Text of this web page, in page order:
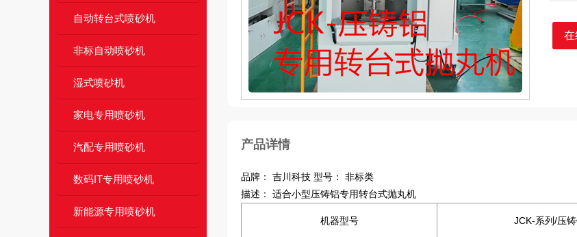
自动转台式喷砂机
非标自动喷砂机
湿式喷砂机
家电专用喷砂机
汽配专用喷砂机
数码IT专用喷砂机
新能源专用喷砂机
在
产品详情
品牌： 吉川科技 型号： 非标类
描述： 适合小型压铸铝专用转台式抛丸机
机器型号 JCK-系列/压